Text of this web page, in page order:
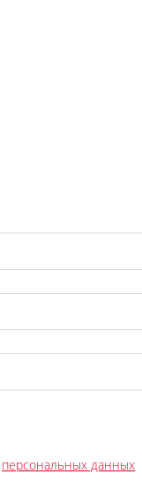
персональных данных